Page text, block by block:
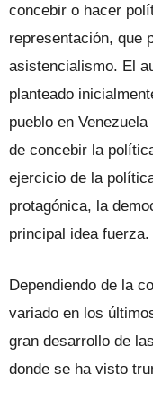
concebir o hacer
representación, que
asistencialismo. El
planteado
pueblo en
de concebir la
ejercicio de la
protagónica, la
principal idea fuerza.
Dependiendo de la
variado en los
gran desarrollo de
donde se ha visto